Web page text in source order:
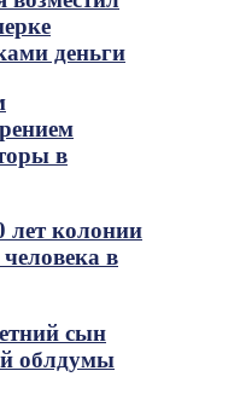
деньги
в
лет колонии
в
сын
облдумы